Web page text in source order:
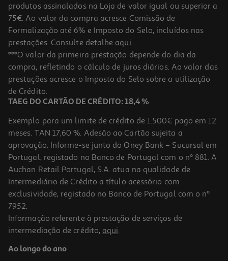
produtos assinalados na Loja de valor igual ou superior a
75€. Ao valor da compra acresce Comissão de
Formalização até 6% e Imposto do Selo, incluídos nas
prestações. Consulte detalhe aqui.
***O valor da primeira prestação depende do dia da
compra, refletindo o cálculo de juros diários. Ao valor das
prestações acresce o Imposto do Selo sobre a utilização
de Crédito.
TAEG DO CARTÃO DE CRÉDITO: 18,4 %
Exemplo para um limite de crédito de 1.500€ pago em 12
meses. TAN 17,60 %. Adesão ao Cartão sujeita a
aprovação. Informe-se junto do Oney Bank – Sucursal em
Portugal, registado no Banco de Portugal com o nº 881. A
Auchan Retail Portugal, S.A. atua na qualidade de
Intermediário de Crédito a título acessório com
exclusividade, registado no Banco de Portugal com o nº
7952.
Informação referente à prestação de serviços de
intermediação de crédito, aqui.
Ao longo do ano